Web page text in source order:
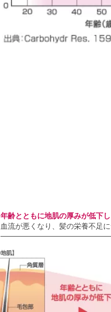
年齢とともに地肌の厚みが低下
血流が悪くなり、髪の栄養不足に